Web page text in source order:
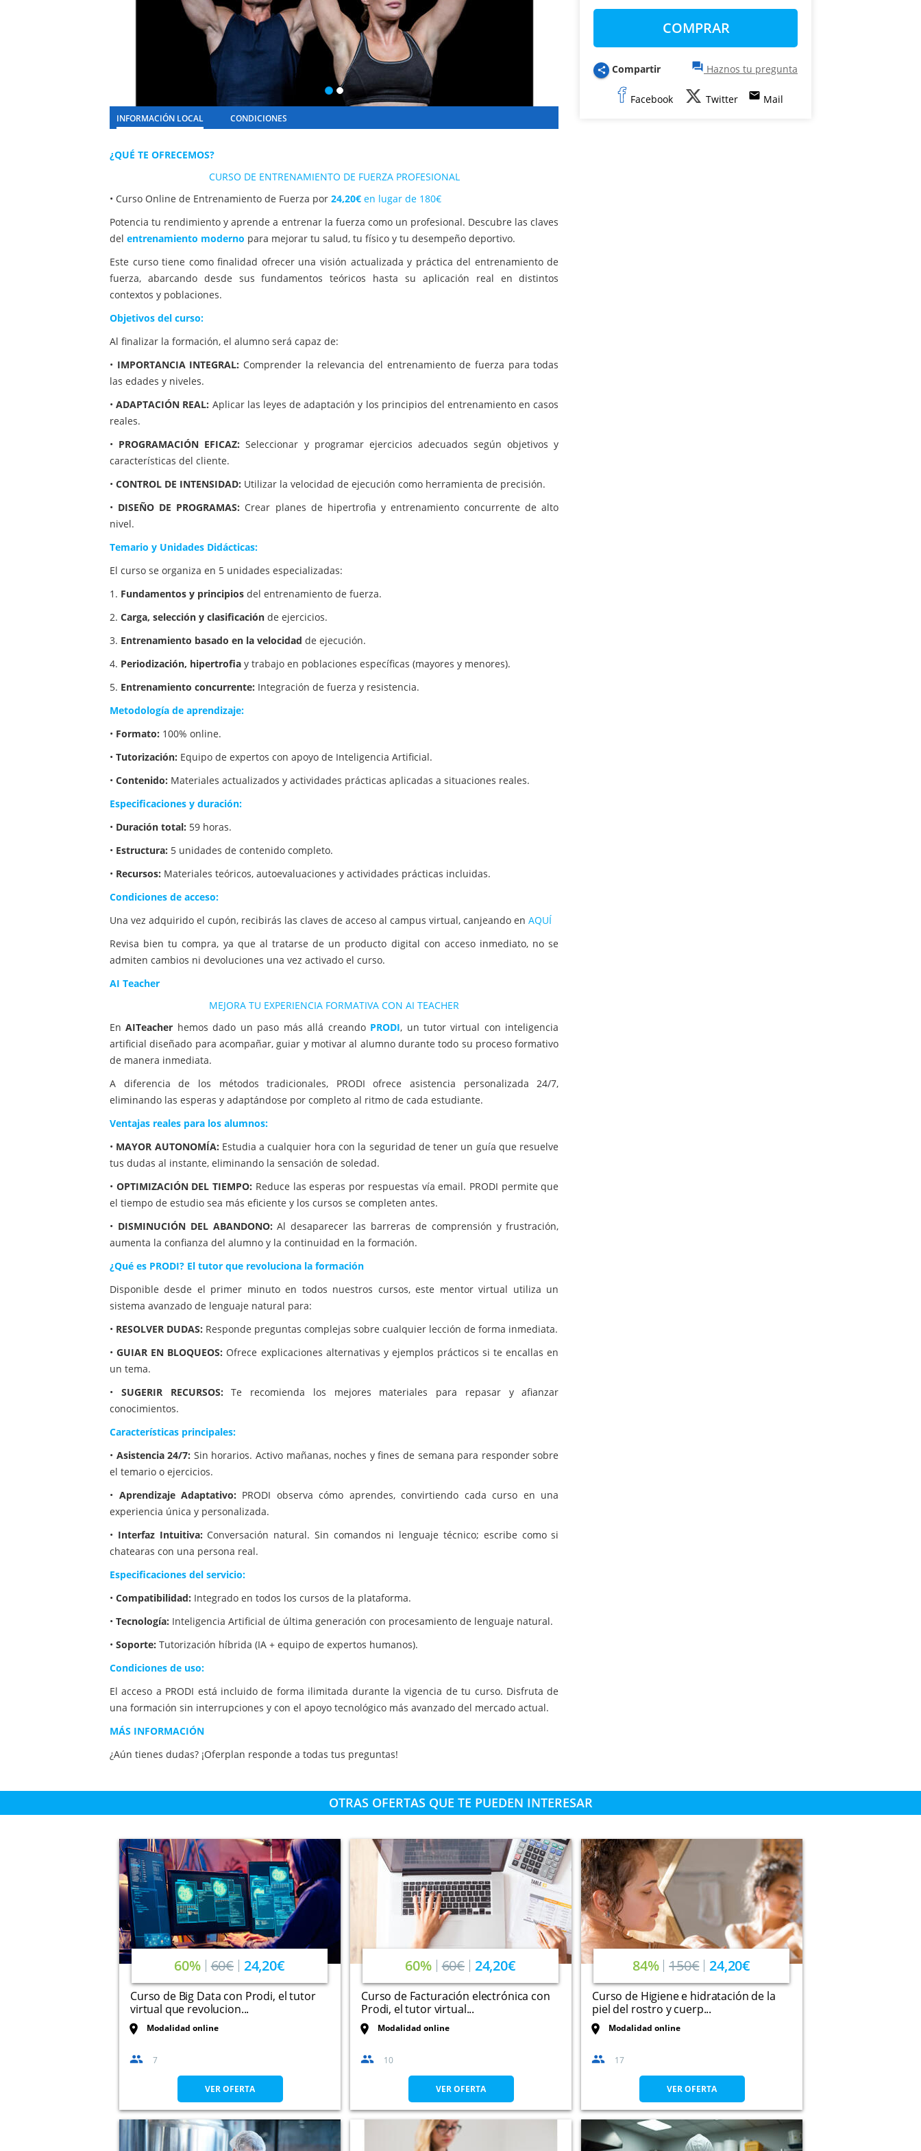
COMPRAR
share Compartir question_answer Haznos tu pregunta
Facebook Twitter email Mail
INFORMACIÓN LOCAL CONDICIONES
¿QUÉ TE OFRECEMOS?
CURSO DE ENTRENAMIENTO DE FUERZA PROFESIONAL
• Curso Online de Entrenamiento de Fuerza por 24,20€ en lugar de 180€
Potencia tu rendimiento y aprende a entrenar la fuerza como un profesional. Descubre las claves
del entrenamiento moderno para mejorar tu salud, tu físico y tu desempeño deportivo.
Este curso tiene como finalidad ofrecer una visión actualizada y práctica del entrenamiento de
fuerza, abarcando desde sus fundamentos teóricos hasta su aplicación real en distintos
contextos y poblaciones.
Objetivos del curso:
Al finalizar la formación, el alumno será capaz de:
• IMPORTANCIA INTEGRAL: Comprender la relevancia del entrenamiento de fuerza para todas
las edades y niveles.
•ADAPTACIÓN REAL: Aplicar las leyes de adaptación y los principios del entrenamiento en casos
reales.
• PROGRAMACIÓN EFICAZ: Seleccionar y programar ejercicios adecuados según objetivos y
características del cliente.
• CONTROL DE INTENSIDAD: Utilizar la velocidad de ejecución como herramienta de precisión.
• DISEÑO DE PROGRAMAS: Crear planes de hipertrofia y entrenamiento concurrente de alto
nivel.
Temario y Unidades Didácticas:
El curso se organiza en 5 unidades especializadas:
1. Fundamentos y principios del entrenamiento de fuerza.
2. Carga, selección y clasificación de ejercicios.
3. Entrenamiento basado en la velocidad de ejecución.
4. Periodización, hipertrofia y trabajo en poblaciones específicas (mayores y menores).
5. Entrenamiento concurrente: Integración de fuerza y resistencia.
Metodología de aprendizaje:
• Formato: 100% online.
• Tutorización: Equipo de expertos con apoyo de Inteligencia Artificial.
• Contenido: Materiales actualizados y actividades prácticas aplicadas a situaciones reales.
Especificaciones y duración:
• Duración total: 59 horas.
• Estructura: 5 unidades de contenido completo.
• Recursos: Materiales teóricos, autoevaluaciones y actividades prácticas incluidas.
Condiciones de acceso:
Una vez adquirido el cupón, recibirás las claves de acceso al campus virtual, canjeando en AQUÍ
Revisa bien tu compra, ya que al tratarse de un producto digital con acceso inmediato, no se
admiten cambios ni devoluciones una vez activado el curso.
AI Teacher
MEJORA TU EXPERIENCIA FORMATIVA CON AI TEACHER
EnAITeacher hemos dado un paso más allá creando PRODI, un tutor virtual con inteligencia
artificial diseñado para acompañar, guiar y motivar al alumno durante todo su proceso formativo
de manera inmediata.
A diferencia de los métodos tradicionales, PRODI ofrece asistencia personalizada 24/7,
eliminando las esperas y adaptándose por completo al ritmo de cada estudiante.
Ventajas reales para los alumnos:
• MAYOR AUTONOMÍA: Estudia a cualquier hora con la seguridad de tener un guía que resuelve
tus dudas al instante, eliminando la sensación de soledad.
• OPTIMIZACIÓN DEL TIEMPO: Reduce las esperas por respuestas vía email. PRODI permite que
el tiempo de estudio sea más eficiente y los cursos se completen antes.
• DISMINUCIÓN DEL ABANDONO: Al desaparecer las barreras de comprensión y frustración,
aumenta la confianza del alumno y la continuidad en la formación.
¿Qué es PRODI? El tutor que revoluciona la formación
Disponible desde el primer minuto en todos nuestros cursos, este mentor virtual utiliza un
sistema avanzado de lenguaje natural para:
• RESOLVER DUDAS: Responde preguntas complejas sobre cualquier lección de forma inmediata.
•GUIAR EN BLOQUEOS: Ofrece explicaciones alternativas y ejemplos prácticos si te encallas en
un tema.
• SUGERIR RECURSOS: Te recomienda los mejores materiales para repasar y afianzar
conocimientos.
Características principales:
• Asistencia 24/7: Sin horarios. Activo mañanas, noches y fines de semana para responder sobre
el temario o ejercicios.
• Aprendizaje Adaptativo: PRODI observa cómo aprendes, convirtiendo cada curso en una
experiencia única y personalizada.
• Interfaz Intuitiva: Conversación natural. Sin comandos ni lenguaje técnico; escribe como si
chatearas con una persona real.
Especificaciones del servicio:
• Compatibilidad: Integrado en todos los cursos de la plataforma.
• Tecnología: Inteligencia Artificial de última generación con procesamiento de lenguaje natural.
• Soporte: Tutorización híbrida (IA + equipo de expertos humanos).
Condiciones de uso:
El acceso a PRODI está incluido de forma ilimitada durante la vigencia de tu curso. Disfruta de
una formación sin interrupciones y con el apoyo tecnológico más avanzado del mercado actual.
MÁS INFORMACIÓN
¿Aún tienes dudas? ¡Oferplan responde a todas tus preguntas!
OTRAS OFERTAS QUE TE PUEDEN INTERESAR
60% 60€ 24,20€
Curso de Big Data con Prodi, el tutor
virtual que revolucion...
Modalidad online
7
VER OFERTA
60% 60€ 24,20€
Curso de Facturación electrónica con
Prodi, el tutor virtual...
Modalidad online
10
VER OFERTA
84% 150€ 24,20€
Curso de Higiene e hidratación de la
piel del rostro y cuerp...
Modalidad online
17
VER OFERTA